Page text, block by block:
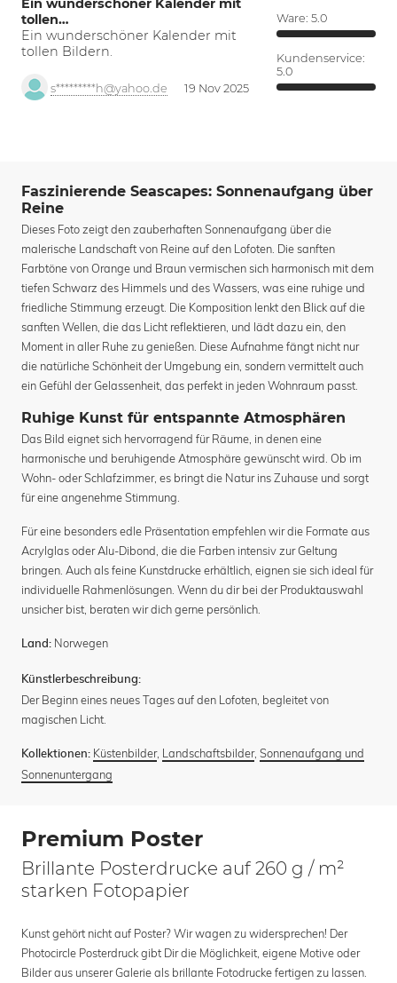
Ein wunderschöner Kalender mit
tollen…
Ein wunderschöner Kalender mit
tollen Bildern.
s*********h@yahoo.de 19 Nov 2025
Ware: 5.0
Kundenservice:
5.0
Faszinierende Seascapes: Sonnenaufgang über
Reine
Dieses Foto zeigt den zauberhaften Sonnenaufgang über die
malerische Landschaft von Reine auf den Lofoten. Die sanften
Farbtöne von Orange und Braun vermischen sich harmonisch mit dem
tiefen Schwarz des Himmels und des Wassers, was eine ruhige und
friedliche Stimmung erzeugt. Die Komposition lenkt den Blick auf die
sanften Wellen, die das Licht reflektieren, und lädt dazu ein, den
Moment in aller Ruhe zu genießen. Diese Aufnahme fängt nicht nur
die natürliche Schönheit der Umgebung ein, sondern vermittelt auch
ein Gefühl der Gelassenheit, das perfekt in jeden Wohnraum passt.
Ruhige Kunst für entspannte Atmosphären
Das Bild eignet sich hervorragend für Räume, in denen eine
harmonische und beruhigende Atmosphäre gewünscht wird. Ob im
Wohn- oder Schlafzimmer, es bringt die Natur ins Zuhause und sorgt
für eine angenehme Stimmung.
Für eine besonders edle Präsentation empfehlen wir die Formate aus
Acrylglas oder Alu-Dibond, die die Farben intensiv zur Geltung
bringen. Auch als feine Kunstdrucke erhältlich, eignen sie sich ideal für
individuelle Rahmenlösungen. Wenn du dir bei der Produktauswahl
unsicher bist, beraten wir dich gerne persönlich.
Land: Norwegen
Künstlerbeschreibung:
Der Beginn eines neues Tages auf den Lofoten, begleitet von
magischen Licht.
Kollektionen: Küstenbilder, Landschaftsbilder, Sonnenaufgang und
Sonnenuntergang
Premium Poster
Brillante Posterdrucke auf 260 g / m²
starken Fotopapier
Kunst gehört nicht auf Poster? Wir wagen zu widersprechen! Der
Photocircle Posterdruck gibt Dir die Möglichkeit, eigene Motive oder
Bilder aus unserer Galerie als brillante Fotodrucke fertigen zu lassen.